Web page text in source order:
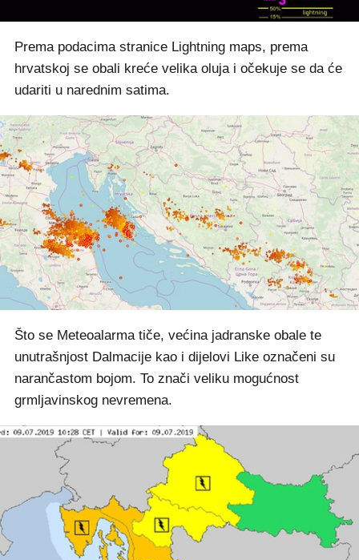
Prema podacima stranice Lightning maps, prema
hrvatskoj se obali kreće velika oluja i očekuje se da će
udariti u narednim satima.
Što se Meteoalarma tiče, većina jadranske obale te
unutrašnjost Dalmacije kao i dijelovi Like označeni su
narančastom bojom. To znači veliku mogućnost
grmljavinskog nevremena.